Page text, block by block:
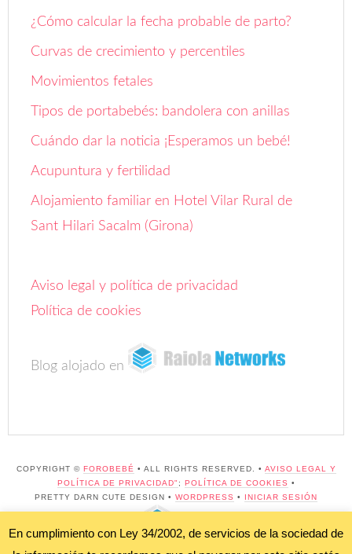
¿Cómo calcular la fecha probable de parto?
Curvas de crecimiento y percentiles
Movimientos fetales
Tipos de portabebés: bandolera con anillas
Cuándo dar la noticia ¡Esperamos un bebé!
Acupuntura y fertilidad
Alojamiento familiar en Hotel Vilar Rural de
Sant Hilari Sacalm (Girona)
Aviso legal y política de privacidad
Política de cookies
Blog alojado en
COPYRIGHT © FOROBEBÉ • ALL RIGHTS RESERVED. • AVISO LEGAL Y
POLÍTICA DE PRIVACIDAD" ; POLÍTICA DE COOKIES •
PRETTY DARN CUTE DESIGN • WORDPRESS • INICIAR SESIÓN
BLOG ALOJADO EN
En cumplimiento con Ley 34/2002, de servicios de la sociedad de